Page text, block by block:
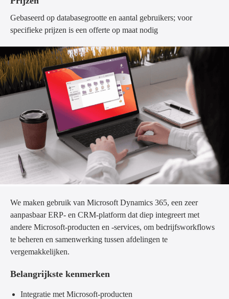
Gebaseerd op databasegrootte en aantal gebruikers; voor
specifieke prijzen is een offerte op maat nodig
We maken gebruik van Microsoft Dynamics 365, een zeer
aanpasbaar ERP- en CRM-platform dat diep integreert met
andere Microsoft-producten en -services, om bedrijfsworkflows
te beheren en samenwerking tussen afdelingen te
vergemakkelijken.
Belangrijkste kenmerken
Integratie met Microsoft-producten